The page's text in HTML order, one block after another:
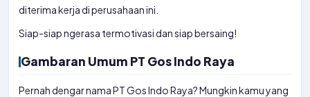
diterima kerja di perusahaan ini.
Siap-siap ngerasa termotivasi dan siap bersaing!
Gambaran Umum PT Gos Indo Raya
Pernah dengar nama PT Gos Indo Raya? Mungkin kamu yang